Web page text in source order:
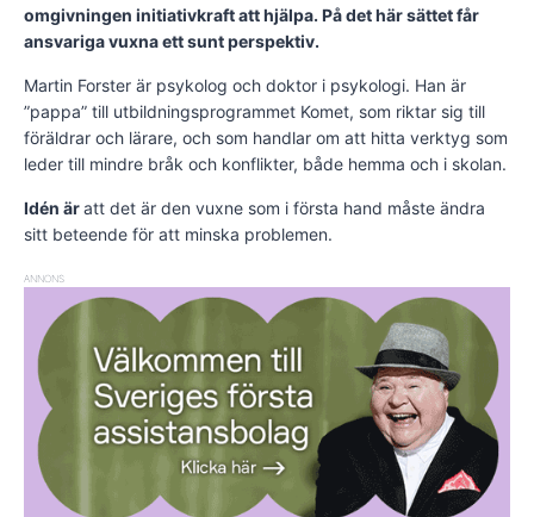
omgivningen initiativkraft att hjälpa. På det här sättet får
ansvariga vuxna ett sunt perspektiv.
Martin Forster är psykolog och doktor i psykologi. Han är
”pappa” till utbildningsprogrammet Komet, som riktar sig till
föräldrar och lärare, och som handlar om att hitta verktyg som
leder till mindre bråk och konflikter, både hemma och i skolan.
Idén äratt det är den vuxne som i första hand måste ändra
sitt beteende för att minska problemen.
ANNONS